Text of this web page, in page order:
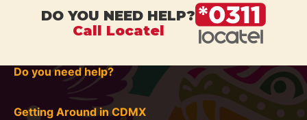
DO YOU NEED HELP?
Call Locatel
Do you need help?
Getting Around in CDMX